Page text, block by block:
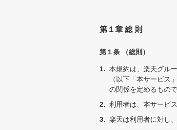
第１章 総 則
第１条 （総則）
本規約は、楽天グル
（以下「本サービス
の関係を定めるもので
利用者は、本サービ
楽天は利用者に対し